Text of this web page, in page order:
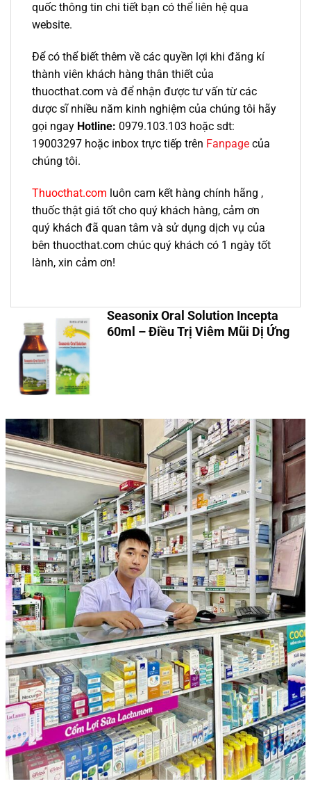
quốc thông tin chi tiết bạn có thể liên hệ qua
website.
Để có thể biết thêm về các quyền lợi khi đăng kí
thành viên khách hàng thân thiết của
thuocthat.com và để nhận được tư vấn từ các
dược sĩ nhiều năm kinh nghiệm của chúng tôi hãy
gọi ngay Hotline: 0979.103.103 hoặc sdt:
19003297 hoặc inbox trực tiếp trên Fanpage của
chúng tôi.
Thuocthat.com luôn cam kết hàng chính hãng ,
thuốc thật giá tốt cho quý khách hàng, cảm ơn
quý khách đã quan tâm và sử dụng dịch vụ của
bên thuocthat.com chúc quý khách có 1 ngày tốt
lành, xin cảm ơn!
Seasonix Oral Solution Incepta
60ml – Điều Trị Viêm Mũi Dị Ứng